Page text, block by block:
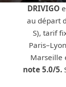
DRIVIGO
au départ
S), tarif
Marseille
note 5.0/5.